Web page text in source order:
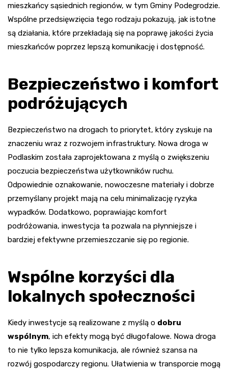
mieszkańcy sąsiednich regionów, w tym Gminy Podegrodzie.
Wspólne przedsięwzięcia tego rodzaju pokazują, jak istotne
są działania, które przekładają się na poprawę jakości życia
mieszkańców poprzez lepszą komunikację i dostępność.
Bezpieczeństwo i komfort
podróżujących
Bezpieczeństwo na drogach to priorytet, który zyskuje na
znaczeniu wraz z rozwojem infrastruktury. Nowa droga w
Podlaskim została zaprojektowana z myślą o zwiększeniu
poczucia bezpieczeństwa użytkowników ruchu.
Odpowiednie oznakowanie, nowoczesne materiały i dobrze
przemyślany projekt mają na celu minimalizację ryzyka
wypadków. Dodatkowo, poprawiając komfort
podróżowania, inwestycja ta pozwala na płynniejsze i
bardziej efektywne przemieszczanie się po regionie.
Wspólne korzyści dla
lokalnych społeczności
Kiedy inwestycje są realizowane z myślą o dobru
wspólnym, ich efekty mogą być długofalowe. Nowa droga
to nie tylko lepsza komunikacja, ale również szansa na
rozwój gospodarczy regionu. Ułatwienia w transporcie mogą